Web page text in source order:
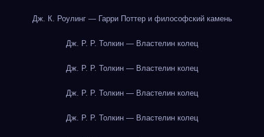
Дж. К. Роулинг — Гарри Поттер и философский камень
Дж. Р. Р. Толкин — Властелин колец
Дж. Р. Р. Толкин — Властелин колец
Дж. Р. Р. Толкин — Властелин колец
Дж. Р. Р. Толкин — Властелин колец